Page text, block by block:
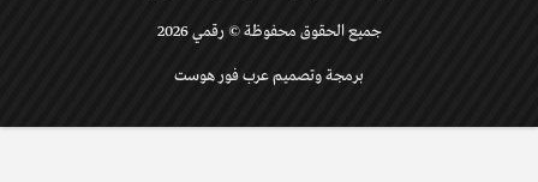
جميع الحقوق محفوظة © رقمي 2026
برمجة وتصميم عرب فور هوست